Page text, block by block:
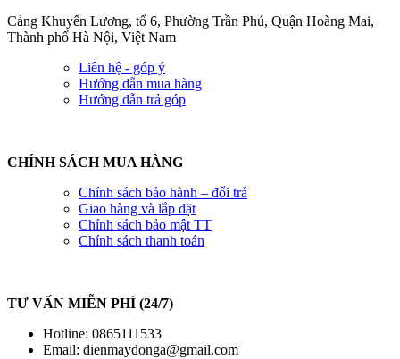
Cảng Khuyến Lương, tổ 6, Phường Trần Phú, Quận Hoàng Mai,
Thành phố Hà Nội, Việt Nam
Liên hệ - góp ý
Hướng dẫn mua hàng
Hướng dẫn trả góp
CHÍNH SÁCH MUA HÀNG
Chính sách bảo hành – đổi trả
Giao hàng và lắp đặt
Chính sách bảo mật TT
Chính sách thanh toán
TƯ VẤN MIỄN PHÍ (24/7)
Hotline: 0865111533
Email: dienmaydonga@gmail.com